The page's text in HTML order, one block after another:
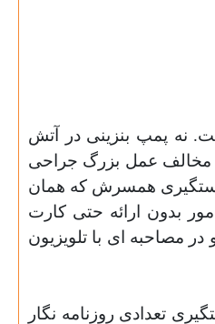
نه پمپ بنزينی در آتش
مخالف عمل بزرگ جراحی
دستگيری همسرش که همان
بدون ارائه حتی کارت
مصاحبه ای با تلويزيون
تعدادی روزنامه نگار